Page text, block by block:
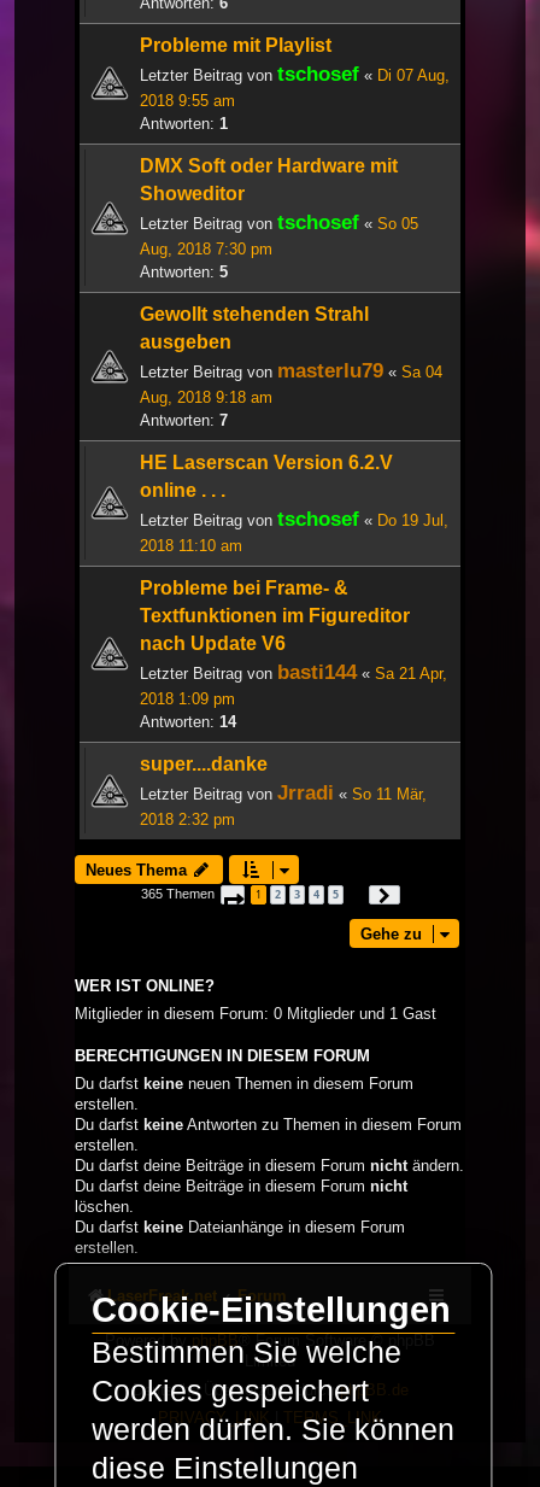
Probleme mit Playlist
Letzter Beitrag von tschosef « Di 07 Aug,
2018 9:55 am
Antworten: 1
DMX Soft oder Hardware mit
Showeditor
Letzter Beitrag von tschosef « So 05
Aug, 2018 7:30 pm
Antworten: 5
Gewollt stehenden Strahl
ausgeben
Letzter Beitrag von masterlu79 « Sa 04
Aug, 2018 9:18 am
Antworten: 7
HE Laserscan Version 6.2.V
online . . .
Letzter Beitrag von tschosef « Do 19 Jul,
2018 11:10 am
Probleme bei Frame- &
Textfunktionen im Figureditor
nach Update V6
Letzter Beitrag von basti144« Sa 21 Apr,
2018 1:09 pm
Antworten: 14
super....danke
Letzter Beitrag von Jrradi « So 11 Mär,
2018 2:32 pm
Neues Thema
365 Themen Seite 1von 13
1 2 3 4 5
Gehe zu
WER IST ONLINE?
Mitglieder in diesem Forum: 0 Mitglieder und 1 Gast
BERECHTIGUNGEN IN DIESEM FORUM
Du darfst keine neuen Themen in diesem Forum
erstellen.
Du darfst keine Antworten zu Themen in diesem Forum
erstellen.
Du darfst deine Beiträge in diesem Forum nichtändern.
Du darfst deine Beiträge in diesem Forum nicht
löschen.
Du darfst keine Dateianhänge in diesem Forum
erstellen.
LaserFreak.net Forum
Powered by phpBB
® Forum Software © phpBB
Limited
Deutsche Übersetzung durchphpBB.de
PRIVACY_LINK
TERMS_LINK
Cookie-Einstellungen
Bestimmen Sie welche
Cookies gespeichert
werden dürfen. Sie können
diese Einstellungen